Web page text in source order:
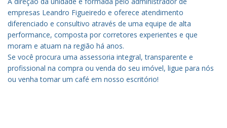
empresas Leandro Figueiredo e oferece atendimento
diferenciado e consultivo através de uma equipe de alta
performance, composta por corretores experientes e que
moram e atuam na região há anos.
Se você procura uma assessoria integral, transparente e
profissional na compra ou venda do seu imóvel, ligue para nós
ou venha tomar um café em nosso escritório!